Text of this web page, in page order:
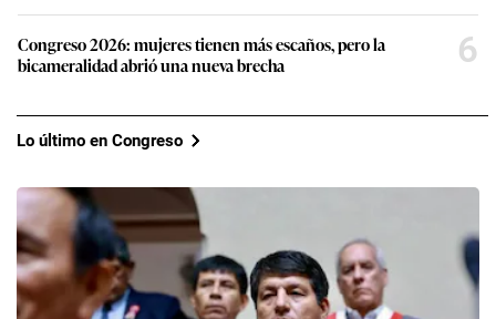
Congreso 2026: mujeres tienen más escaños, pero la
bicameralidad abrió una nueva brecha
6
Lo último en Congreso